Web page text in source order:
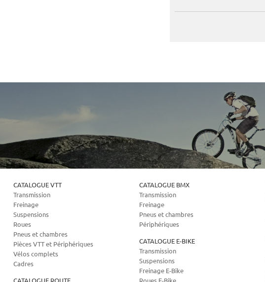
CATALOGUE VTT
Transmission
Freinage
Suspensions
Roues
Pneus et chambres
Pièces VTT et Périphériques
Vélos complets
Cadres
CATALOGUE ROUTE
CATALOGUE BMX
Transmission
Freinage
Pneus et chambres
Périphériques
CATALOGUE E-BIKE
Transmission
Suspensions
Freinage E-Bike
Roues E-Bike